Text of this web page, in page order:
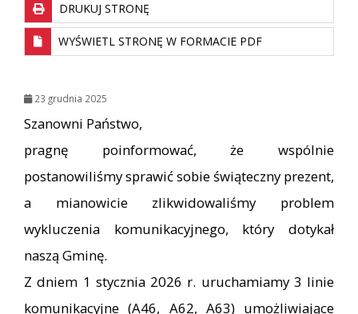
DRUKUJ STRONĘ
WYŚWIETL STRONĘ W FORMACIE PDF
23 grudnia 2025
Szanowni Państwo,
pragnę poinformować, że wspólnie
postanowiliśmy sprawić sobie świąteczny prezent,
a mianowicie zlikwidowaliśmy problem
wykluczenia komunikacyjnego, który dotykał
naszą Gminę.
Z dniem 1 stycznia 2026 r. uruchamiamy 3 linie
komunikacyjne (A46, A62, A63) umożliwiające